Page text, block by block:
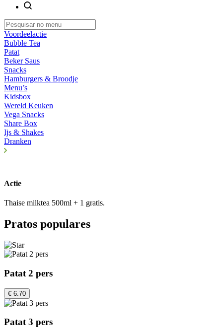
Voordeelactie
Bubble Tea
Patat
Beker Saus
Snacks
Hamburgers & Broodje
Menu’s
Kidsbox
Wereld Keuken
Vega Snacks
Share Box
Ijs & Shakes
Dranken
Actie
Thaise milktea 500ml + 1 gratis.
Pratos populares
Patat 2 pers
€ 6.70
Patat 3 pers